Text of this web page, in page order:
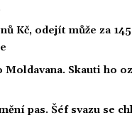
Kč, odejít může za
Moldavana. Skauti ho
pas. Šéf svazu se